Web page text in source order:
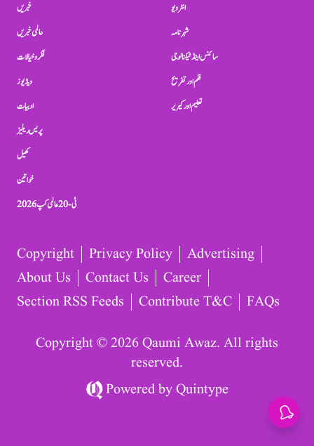
خبریں
عالمی خبریں
فکر و خیالات
ویڈیوز
ادبیات
پریس ریلیز
کھیل
خواتین
ٹی-20 عالمی کپ 2026
انٹرویو
شہرنامہ
سائنس اینڈ ٹیکنالوجی
فلم اور تفریح
تعلیم اور کیریر
Copyright Privacy Policy
Advertising
About Us
Contact Us
Career
Section RSS Feeds
Contribute T&C FAQs
Copyright © 2026 Qaumi Awaz. All rights
reserved.
Powered byQuintype